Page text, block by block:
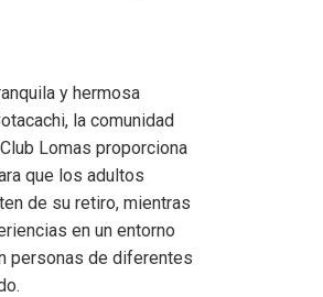
y hermosa
la comunidad
Lomas proporciona
que los adultos
de su retiro, mientras
en un entorno
personas de diferentes